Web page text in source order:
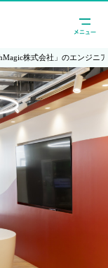
株式会社」のエンジニ